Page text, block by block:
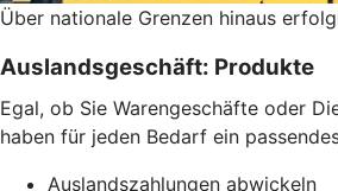
Über nationale Grenzen hinaus
Auslandsgeschäft: Produkte
Egal, ob Sie Warengeschäfte oder
haben für jeden Bedarf ein
Auslandszahlungen abwickeln